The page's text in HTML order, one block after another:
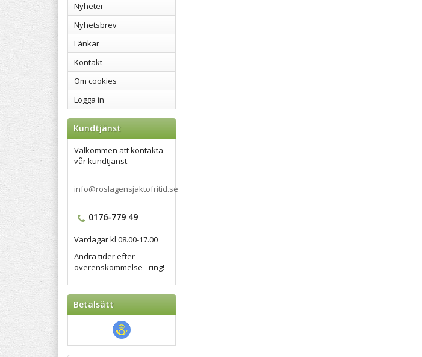
Nyheter
Nyhetsbrev
Länkar
Kontakt
Om cookies
Logga in
Kundtjänst
Välkommen att kontakta
vår kundtjänst.
info@roslagensjaktofritid.se
0176-779 49
Vardagar kl 08.00-17.00
Andra tider efter
överenskommelse - ring!
Betalsätt